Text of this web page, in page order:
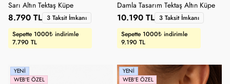
Sarı Altın Tektaş Küpe
Sepette 1000₺ indirimle
7.790 TL
8.790 TL 3 Taksit İmkanı
Damla Tasarım Tektaş Altın Küpe
Sepette 1000₺ indirimle
9.190 TL
10.190 TL 3 Taksit İmkanı
YENI
WEB'E ÖZEL
YENI
WEB'E ÖZEL